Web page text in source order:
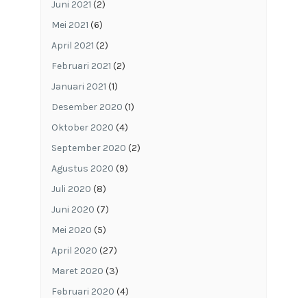
Juni 2021 (2)
Mei 2021 (6)
April 2021 (2)
Februari 2021 (2)
Januari 2021 (1)
Desember 2020 (1)
Oktober 2020 (4)
September 2020 (2)
Agustus 2020 (9)
Juli 2020 (8)
Juni 2020 (7)
Mei 2020 (5)
April 2020 (27)
Maret 2020 (3)
Februari 2020 (4)